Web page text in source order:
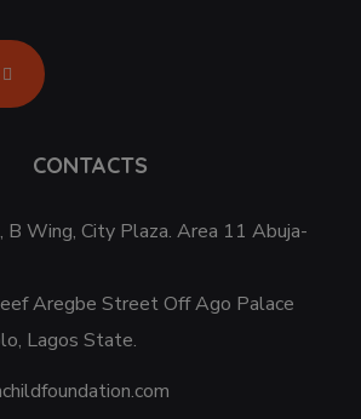
CONTACTS
B Wing, City Plaza. Area 11 Abuja-
Aregbe Street Off Ago Palace
Lagos State.